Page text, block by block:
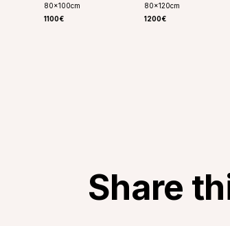
80x100cm
1100€
80x120cm
1200€
Share